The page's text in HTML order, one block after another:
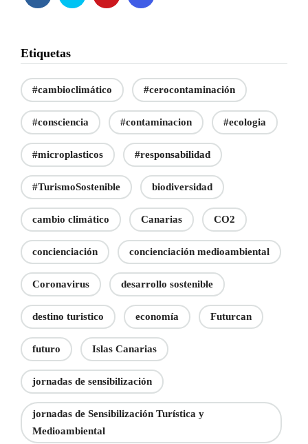
Etiquetas
#cambioclimático #cerocontaminación
#consciencia #contaminacion #ecologia
#microplasticos #responsabilidad
#TurismoSostenible biodiversidad
cambio climático Canarias CO2
concienciación concienciación medioambiental
Coronavirus desarrollo sostenible
destino turistico economía Futurcan
futuro Islas Canarias
jornadas de sensibilización
jornadas de Sensibilización Turística y
Medioambiental